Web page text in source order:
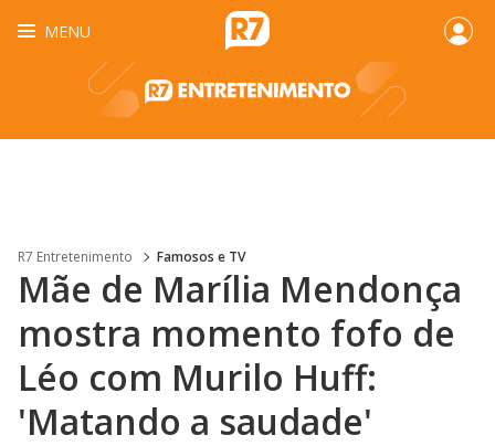
MENU
R7 Entretenimento Famosos e TV
Mãe de Marília Mendonça
mostra momento fofo de
Léo com Murilo Huff:
'Matando a saudade'